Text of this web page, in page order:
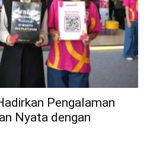
Pengalaman
Nyata dengan